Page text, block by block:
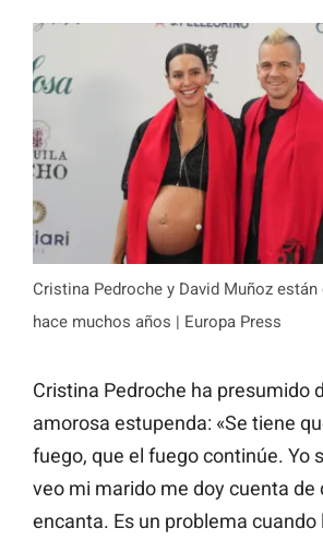
Cristina Pedroche y David Muñoz
hace muchos años | Europa Press
Cristina Pedroche ha presumido
amorosa estupenda: «Se tiene
fuego, que el fuego continúe. Yo
veo mi marido me doy cuenta de
encanta. Es un problema cuando